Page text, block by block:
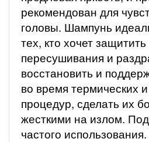
рекомендован для
головы. Шампунь
тех, кто хочет
пересушивания и
восстановить и
во время термических
процедур, сделать их
жесткими на излом.
частого использования.